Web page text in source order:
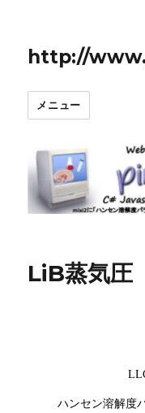
http://
メニュー
LiB蒸気圧